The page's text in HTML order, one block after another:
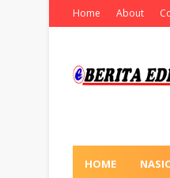
Home About
HOME